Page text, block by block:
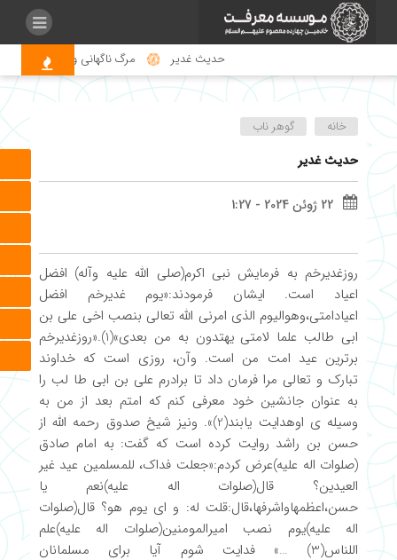
حدیث غدیر مرگ ناگهانی و اهمیت صلــوات
خانه گوهر ناب
حدیث غدیر
22 ژوئن 2024 - 1:27
روزغدیرخم به فرمایش نبی اکرم(صلی الله علیه وآله) افضل
اعیاد است. ایشان فرمودند:«یوم غدیرخم افضل
اعیادامتی،وهوالیوم الذی امرنی الله تعالی بنصب اخی علی بن
ابی طالب علما لامتی یهتدون به من بعدی»(1).«روزغدیرخم
برترین عید امت من است. وآن، روزی است که خداوند
تبارک و تعالی مرا فرمان داد تا برادرم علی بن ابی طا لب را
به عنوان جانشین خود معرفی کنم که امتم بعد از من به
وسیله ی اوهدایت یابند(2)». ونیز شیخ صدوق رحمه الله از
حسن بن راشد روایت کرده است که گفت: به امام صادق
(صلوات اله علیه)عرض کردم:«جعلت فداک، للمسلمین عید غیر
العیدین؟ قال(صلوات اله علیه)نعم یا
حسن،اعظمهاواشرفها،قال:قلت له: و ای یوم هو؟ قال(صلوات
اله علیه)یوم نصب امیرالمومنین(صلوات اله علیه)علم
اللناس(3) …» فدایت شوم آیا برای مسلمانان